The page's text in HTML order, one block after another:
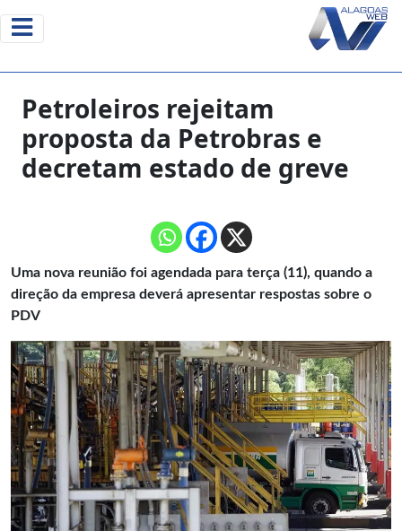
Petroleiros rejeitam
proposta da Petrobras e
decretam estado de greve
Uma nova reunião foi agendada para terça (11), quando a
direção da empresa deverá apresentar respostas sobre o
PDV